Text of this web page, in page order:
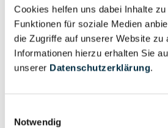
Cookies helfen uns dabei Inhalte
Funktionen für soziale Medien
die Zugriffe auf unserer Website zu
Informationen hierzu erhalten Sie
unserer Datenschutzerklärung.
Notwendig
Eigentums- und Kontrollstruktur